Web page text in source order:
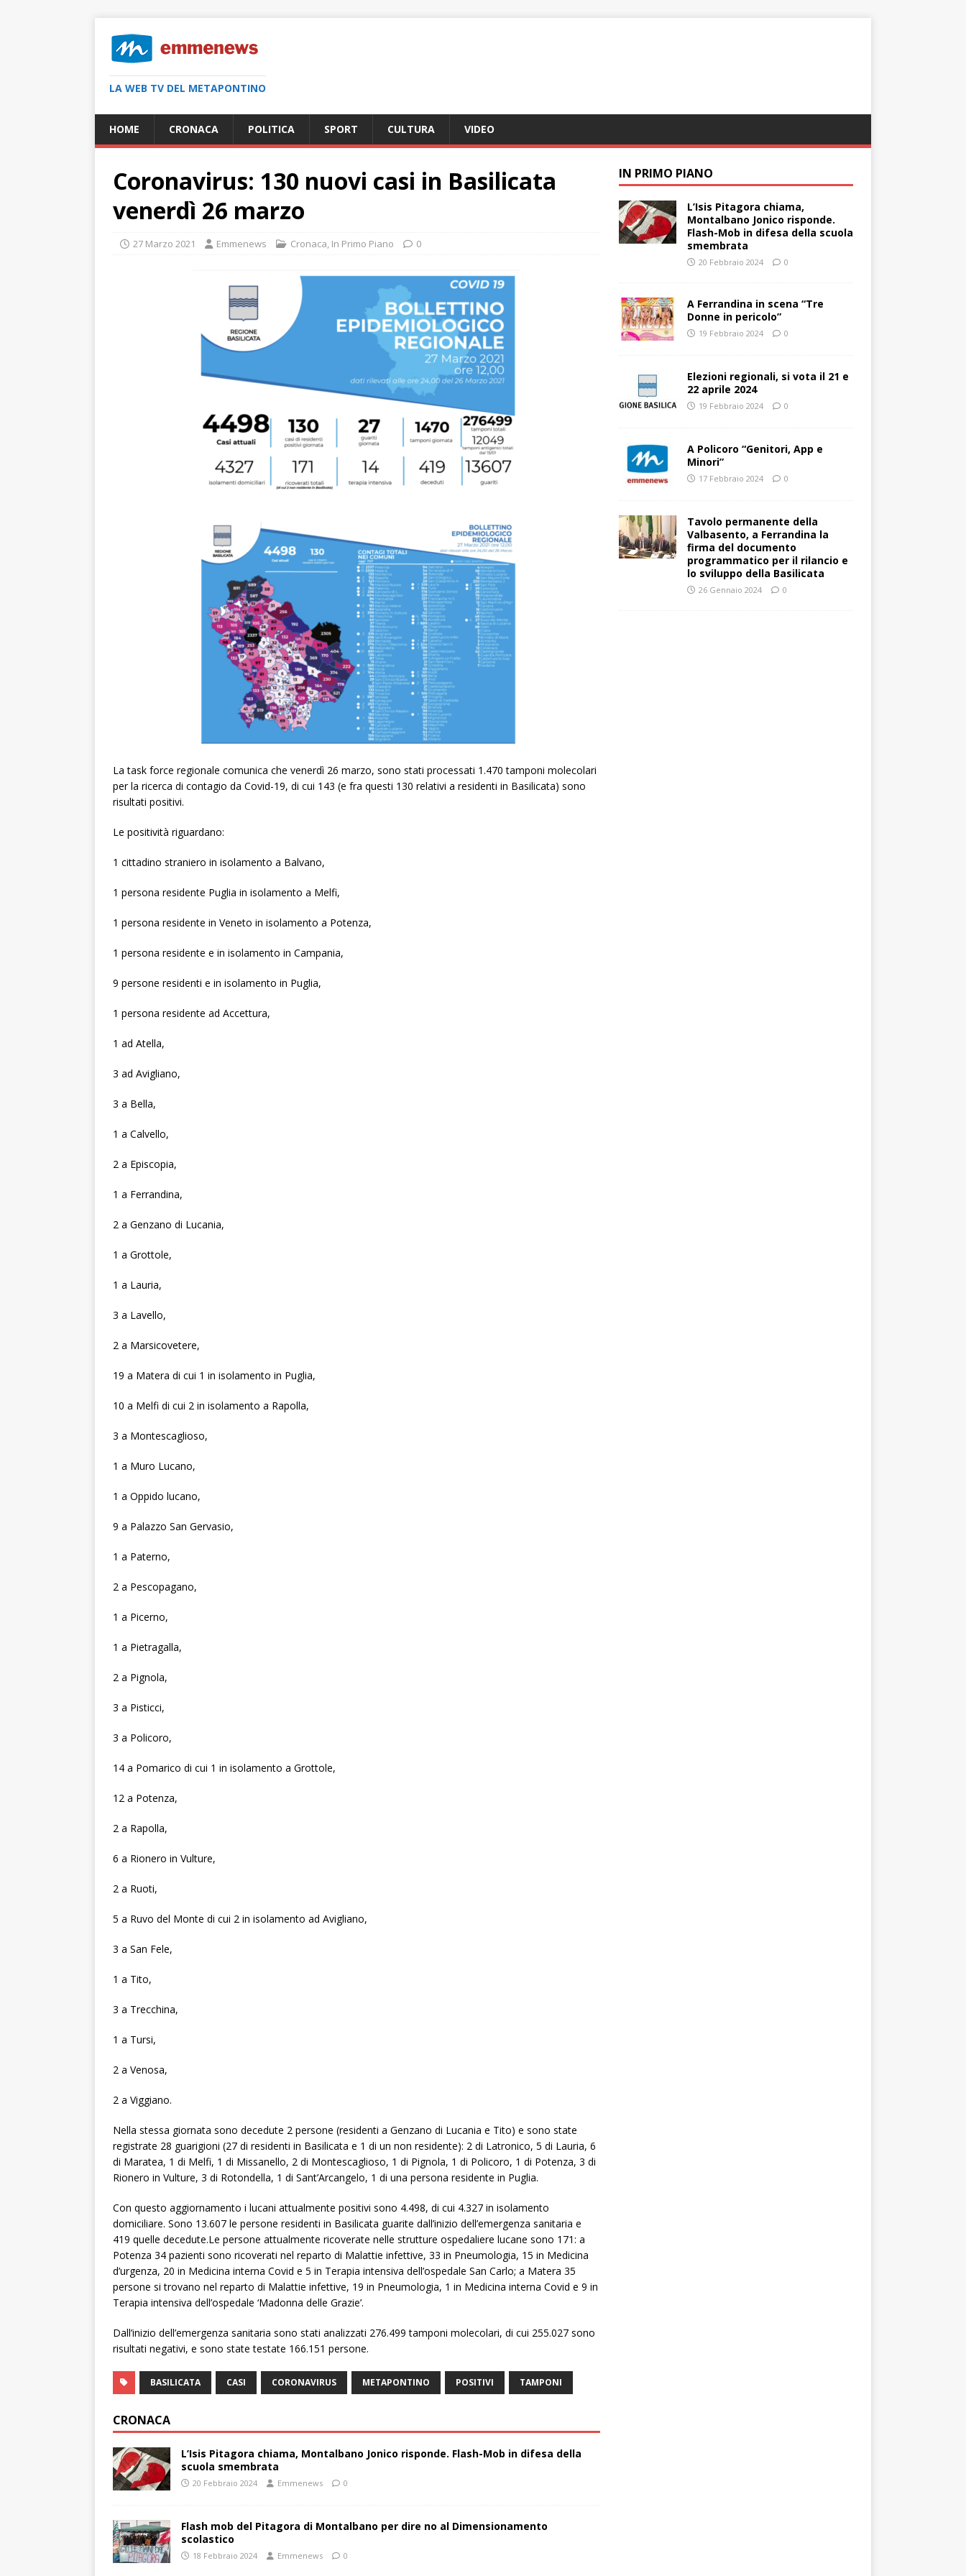
LA WEB TV DEL METAPONTINO
HOME CRONACA POLITICA SPORT CULTURA VIDEO
Coronavirus: 130 nuovi casi in Basilicata
venerdì 26 marzo
27 Marzo 2021 Emmenews Cronaca, In Primo Piano 0
La task force regionale comunica che venerdì 26 marzo, sono stati processati 1.470 tamponi molecolari
per la ricerca di contagio da Covid-19, di cui 143 (e fra questi 130 relativi a residenti in Basilicata) sono
risultati positivi.
Le positività riguardano:
1 cittadino straniero in isolamento a Balvano,
1 persona residente Puglia in isolamento a Melfi,
1 persona residente in Veneto in isolamento a Potenza,
1 persona residente e in isolamento in Campania,
9 persone residenti e in isolamento in Puglia,
1 persona residente ad Accettura,
1 ad Atella,
3 ad Avigliano,
3 a Bella,
1 a Calvello,
2 a Episcopia,
1 a Ferrandina,
2 a Genzano di Lucania,
1 a Grottole,
1 a Lauria,
3 a Lavello,
2 a Marsicovetere,
19 a Matera di cui 1 in isolamento in Puglia,
10 a Melfi di cui 2 in isolamento a Rapolla,
3 a Montescaglioso,
1 a Muro Lucano,
1 a Oppido lucano,
9 a Palazzo San Gervasio,
1 a Paterno,
2 a Pescopagano,
1 a Picerno,
1 a Pietragalla,
2 a Pignola,
3 a Pisticci,
3 a Policoro,
14 a Pomarico di cui 1 in isolamento a Grottole,
12 a Potenza,
2 a Rapolla,
6 a Rionero in Vulture,
2 a Ruoti,
5 a Ruvo del Monte di cui 2 in isolamento ad Avigliano,
3 a San Fele,
1 a Tito,
3 a Trecchina,
1 a Tursi,
2 a Venosa,
2 a Viggiano.
Nella stessa giornata sono decedute 2 persone (residenti a Genzano di Lucania e Tito) e sono state
registrate 28 guarigioni (27 di residenti in Basilicata e 1 di un non residente): 2 di Latronico, 5 di Lauria, 6
di Maratea, 1 di Melfi, 1 di Missanello, 2 di Montescaglioso, 1 di Pignola, 1 di Policoro, 1 di Potenza, 3 di
Rionero in Vulture, 3 di Rotondella, 1 di Sant’Arcangelo, 1 di una persona residente in Puglia.
Con questo aggiornamento i lucani attualmente positivi sono 4.498, di cui 4.327 in isolamento
domiciliare. Sono 13.607 le persone residenti in Basilicata guarite dall’inizio dell’emergenza sanitaria e
419 quelle decedute.Le persone attualmente ricoverate nelle strutture ospedaliere lucane sono 171: a
Potenza 34 pazienti sono ricoverati nel reparto di Malattie infettive, 33 in Pneumologia, 15 in Medicina
d’urgenza, 20 in Medicina interna Covid e 5 in Terapia intensiva dell’ospedale San Carlo; a Matera 35
persone si trovano nel reparto di Malattie infettive, 19 in Pneumologia, 1 in Medicina interna Covid e 9 in
Terapia intensiva dell’ospedale ‘Madonna delle Grazie’.
Dall’inizio dell’emergenza sanitaria sono stati analizzati 276.499 tamponi molecolari, di cui 255.027 sono
risultati negativi, e sono state testate 166.151 persone.
BASILICATA CASI CORONAVIRUS METAPONTINO POSITIVI TAMPONI
CRONACA
L’Isis Pitagora chiama, Montalbano Jonico risponde. Flash-Mob in difesa della
scuola smembrata
20 Febbraio 2024 Emmenews 0
Flash mob del Pitagora di Montalbano per dire no al Dimensionamento
scolastico
18 Febbraio 2024 Emmenews 0
IN PRIMO PIANO
L’Isis Pitagora chiama,
Montalbano Jonico risponde.
Flash-Mob in difesa della scuola
smembrata
20 Febbraio 2024 0
A Ferrandina in scena “Tre
Donne in pericolo”
19 Febbraio 2024 0
Elezioni regionali, si vota il 21 e
22 aprile 2024
19 Febbraio 2024 0
A Policoro “Genitori, App e
Minori”
17 Febbraio 2024 0
Tavolo permanente della
Valbasento, a Ferrandina la
firma del documento
programmatico per il rilancio e
lo sviluppo della Basilicata
26 Gennaio 2024 0